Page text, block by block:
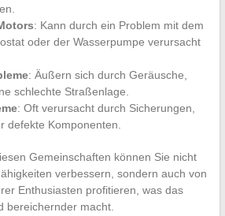
: Kann durch ein Problem mit dem
oder der Wasserpumpe verursacht
: Äußern sich durch Geräusche,
schlechte Straßenlage.
: Oft verursacht durch Sicherungen,
defekte Komponenten.
Gemeinschaften können Sie nicht
verbessern, sondern auch von
Enthusiasten profitieren, was das
bereichernder macht.